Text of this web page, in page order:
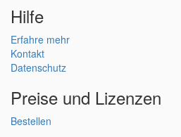
Hilfe
Erfahre mehr
Kontakt
Datenschutz
Preise und Lizenzen
Bestellen